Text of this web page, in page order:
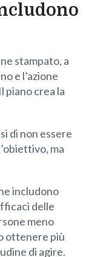
stampato, a
e l’azione
piano crea la
di non essere
ma
includono
delle
meno
ottenere più
di agire.